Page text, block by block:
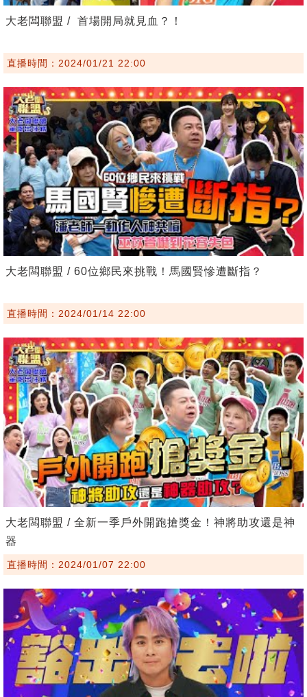
大老闆聯盟 / 首場開局就見血？！
直播時間：2024/01/21 22:00
大老闆聯盟 / 60位鄉民來挑戰！馬國賢慘遭斷指？
直播時間：2024/01/14 22:00
大老闆聯盟 / 全新一季戶外開跑搶獎金！神將助攻還是神
器
直播時間：2024/01/07 22:00